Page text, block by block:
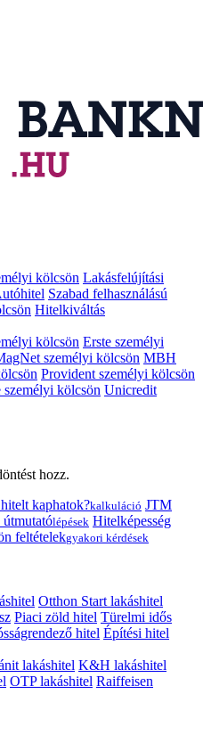
kölcsön Lakásfelújítási
Szabad felhasználású
Hitelkiváltás
kölcsön Erste személyi
személyi kölcsön MBH
Provident személyi kölcsön
személyi kölcsön Unicredit
hozz.
kaphatok?kalkuláció JTM
lépések Hitelképesség
feltételekgyakori kérdések
Otthon Start lakáshitel
Piaci zöld hitel Türelmi idős
hitel Építési hitel
lakáshitel K&H lakáshitel
OTP lakáshitel Raiffeisen